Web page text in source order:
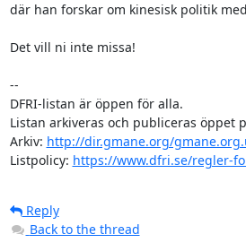
där han forskar om kinesisk politik
Det vill ni inte missa!
--
DFRI-listan är öppen för alla.
Listan arkiveras och publiceras öppet
Arkiv: http://dir.gmane.org/
Listpolicy: https://www.dfri.se/regler-
Reply
Back to the thread